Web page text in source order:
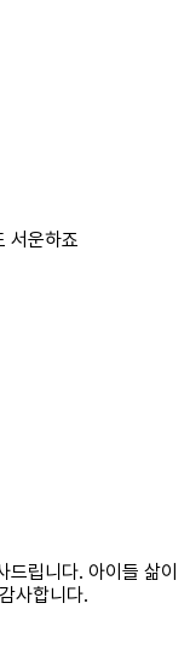
서운하죠
립니다. 아이들 삶이
사합니다.